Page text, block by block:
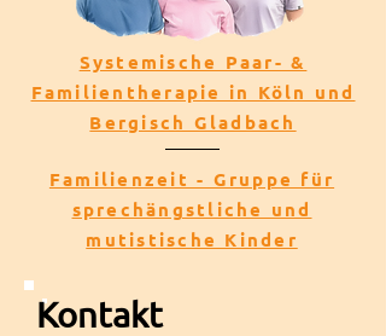
Systemische Paar- &
Familientherapie in Köln und
Bergisch Gladbach
Familienzeit - Gruppe für
sprechängstliche und
mutistische Kinder
Kontakt